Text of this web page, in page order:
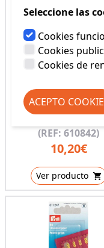
MINA
CARTUCHOS
(REF: 610842)
10,20€
Ver producto
Seleccione las
Cookies
Cookies
Cookies de
ACEPTO